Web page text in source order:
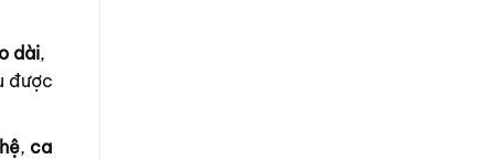
dài,
được
, ca